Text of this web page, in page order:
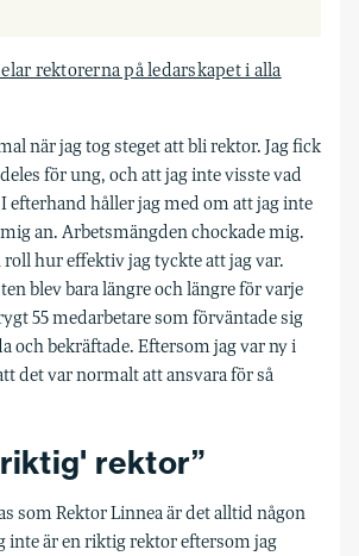
rektorerna på ledarskapet i alla
när jag tog steget att bli rektor. Jag fick
för ung, och att jag inte visste vad
efterhand håller jag med om att jag inte
an. Arbetsmängden chockade mig.
roll hur effektiv jag tyckte att jag var.
blev bara längre och längre för varje
55 medarbetare som förväntade sig
och bekräftade. Eftersom jag var ny i
det var normalt att ansvara för så
rektor”
som Rektor Linnea är det alltid någon
inte är en riktig rektor eftersom jag